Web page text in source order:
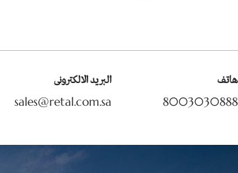
هاتف
8003030888
البريد الالكترونى
sales@retal.com.sa